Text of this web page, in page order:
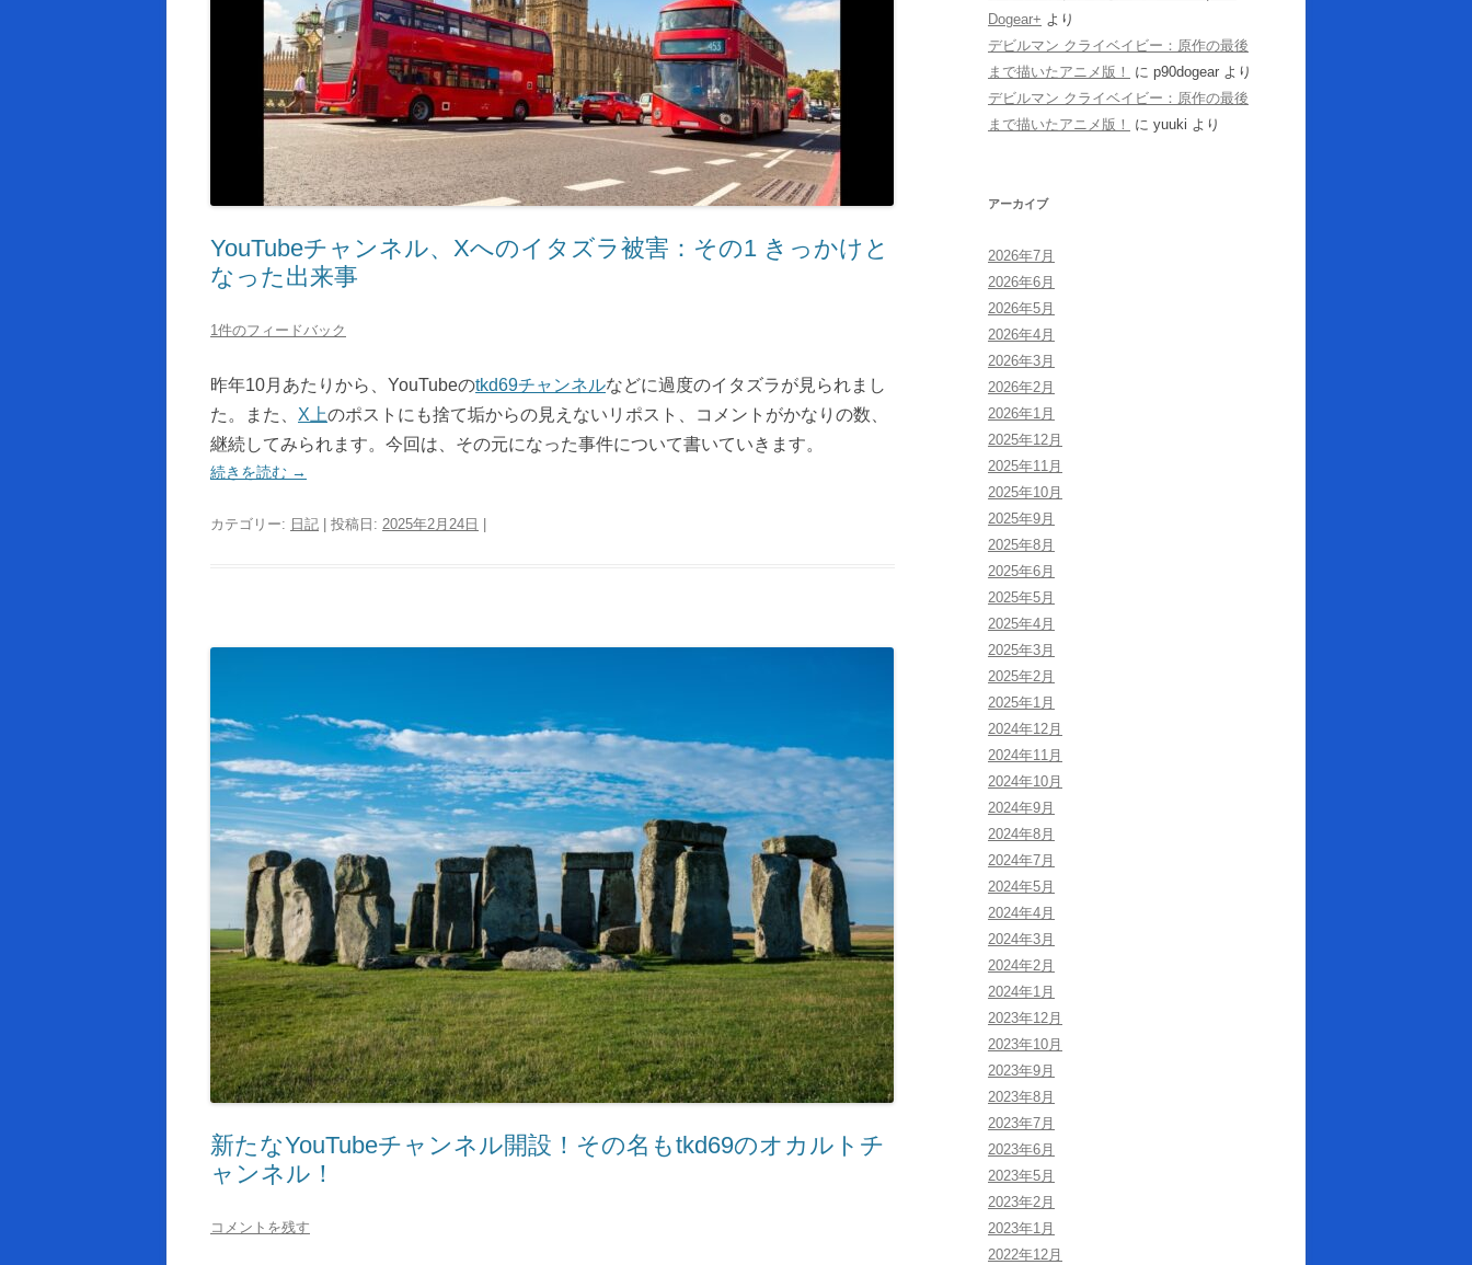
YouTubeチャンネル、Xへのイタズラ被害：その1 きっかけと
なった出来事
1件のフィードバック
昨年10月あたりから、YouTubeのtkd69チャンネルなどに過度のイタズラが見られまし
た。また、 X上のポストにも捨て垢からの見えないリポスト、コメントがかなりの数、
継続してみられます。今回は、その元になった事件について書いていきます。
続きを読む →
カテゴリー: 日記 | 投稿日: 2025年2月24日
新たなYouTubeチャンネル開設！その名もtkd69のオカルトチ
ャンネル！
コメントを残す
Dogear+ より
デビルマン クライベイビー：原作の最後
まで描いたアニメ版！
に p90dogear より
デビルマン クライベイビー：原作の最後
まで描いたアニメ版！
に yuuki より
アーカイブ
2026年7月
2026年6月
2026年5月
2026年4月
2026年3月
2026年2月
2026年1月
2025年12月
2025年11月
2025年10月
2025年9月
2025年8月
2025年6月
2025年5月
2025年4月
2025年3月
2025年2月
2025年1月
2024年12月
2024年11月
2024年10月
2024年9月
2024年8月
2024年7月
2024年5月
2024年4月
2024年3月
2024年2月
2024年1月
2023年12月
2023年10月
2023年9月
2023年8月
2023年7月
2023年6月
2023年5月
2023年2月
2023年1月
2022年12月